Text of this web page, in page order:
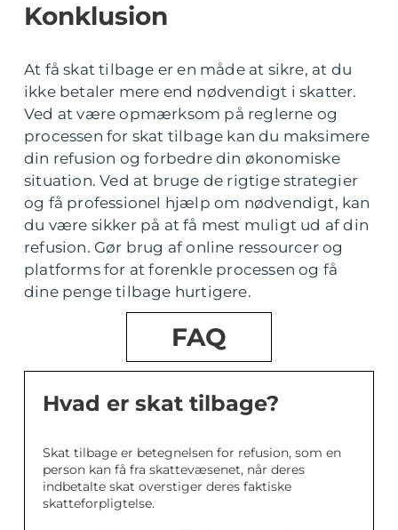
Konklusion
At få skat tilbage er en måde at sikre, at du
ikke betaler mere end nødvendigt i skatter.
Ved at være opmærksom på reglerne og
processen for skat tilbage kan du maksimere
din refusion og forbedre din økonomiske
situation. Ved at bruge de rigtige strategier
og få professionel hjælp om nødvendigt, kan
du være sikker på at få mest muligt ud af din
refusion. Gør brug af online ressourcer og
platforms for at forenkle processen og få
dine penge tilbage hurtigere.
FAQ
Hvad er skat tilbage?
Skat tilbage er betegnelsen for refusion, som en
person kan få fra skattevæsenet, når deres
indbetalte skat overstiger deres faktiske
skatteforpligtelse.